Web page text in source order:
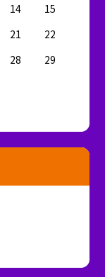
14
15
21
22
28
29